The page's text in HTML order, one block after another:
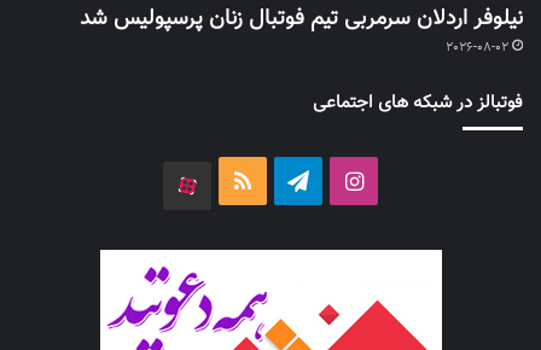
نیلوفر اردلان سرمربی تیم فوتبال زنان پرسپولیس شد
2026-08-02
فوتبالز در شبکه های اجتماعی
اینستاگرامتلگرام خوراک